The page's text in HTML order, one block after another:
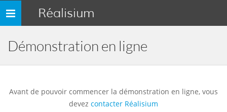
Toggle
navigation
Réalisium
Démonstration en ligne
Avant de pouvoir commencer la démonstration en ligne, vous
devez contacter Réalisium